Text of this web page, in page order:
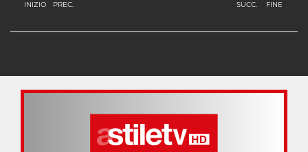
INIZIO PREC. SUCC. FINE